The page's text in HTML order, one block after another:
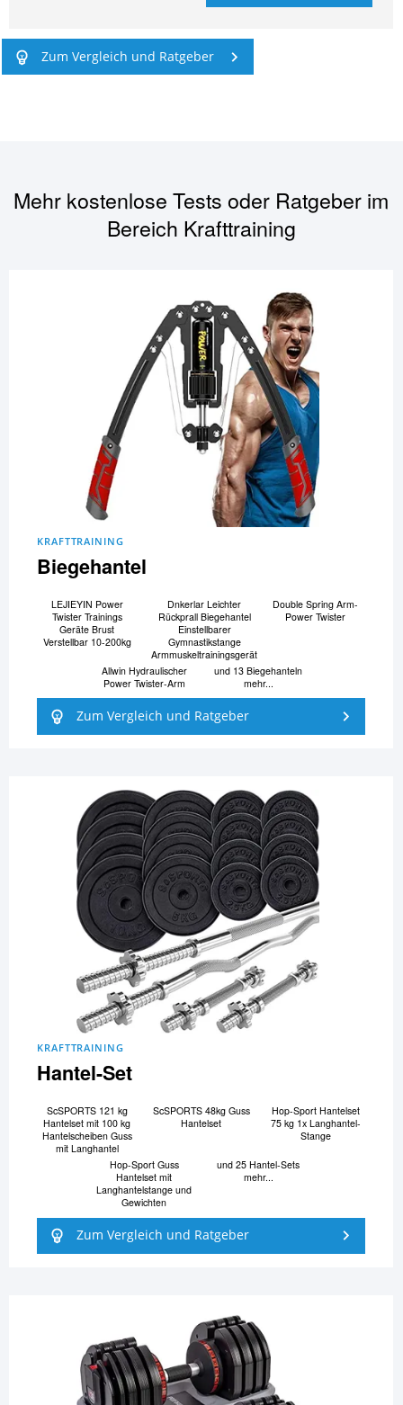
Zum Vergleich und Ratgeber
Mehr kostenlose Tests oder Ratgeber im
Bereich Krafttraining
KRAFTTRAINING
Biegehantel
LEJIEYIN Power
Twister Trainings
Geräte Brust
Verstellbar 10-200kg
Dnkerlar Leichter
Rückprall Biegehantel
Einstellbarer
Gymnastikstange
Armmuskeltrainingsgerät
Double Spring Arm-
Power Twister
Allwin Hydraulischer
Power Twister-Arm
und 13 Biegehanteln
mehr...
Zum Vergleich und Ratgeber
KRAFTTRAINING
Hantel-Set
ScSPORTS 121 kg
Hantelset mit 100 kg
Hantelscheiben Guss
mit Langhantel
ScSPORTS 48kg Guss
Hantelset
Hop-Sport Hantelset
75 kg 1x Langhantel-
Stange
Hop-Sport Guss
Hantelset mit
Langhantelstange und
Gewichten
und 25 Hantel-Sets
mehr...
Zum Vergleich und Ratgeber